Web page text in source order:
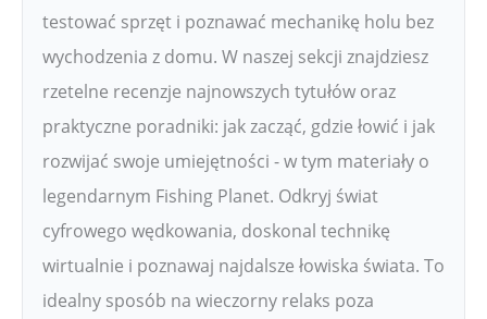
testować sprzęt i poznawać mechanikę holu bez
wychodzenia z domu. W naszej sekcji znajdziesz
rzetelne recenzje najnowszych tytułów oraz
praktyczne poradniki: jak zacząć, gdzie łowić i jak
rozwijać swoje umiejętności - w tym materiały o
legendarnym Fishing Planet. Odkryj świat
cyfrowego wędkowania, doskonal technikę
wirtualnie i poznawaj najdalsze łowiska świata. To
idealny sposób na wieczorny relaks poza